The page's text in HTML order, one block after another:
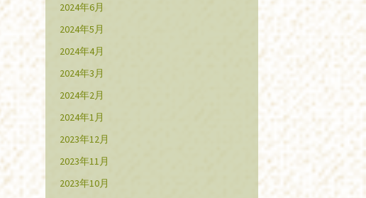
2024年6月
2024年5月
2024年4月
2024年3月
2024年2月
2024年1月
2023年12月
2023年11月
2023年10月